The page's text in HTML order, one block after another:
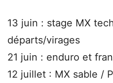
13 juin : stage MX
départs/virages
21 juin : enduro et
12 juillet : MX sable /